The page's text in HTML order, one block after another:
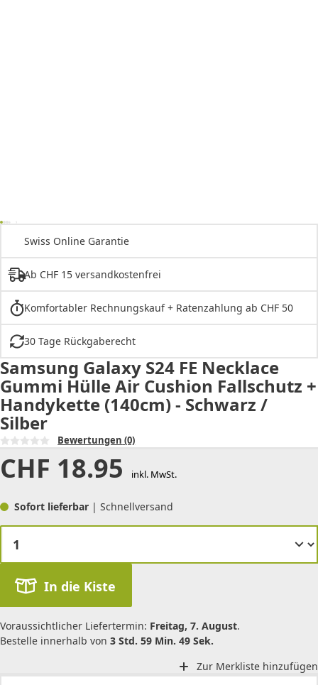
Swiss Online Garantie
Ab CHF 15 versandkostenfrei
Komfortabler Rechnungskauf + Ratenzahlung ab CHF 50
30 Tage Rückgaberecht
Samsung Galaxy S24 FE Necklace
Gummi Hülle Air Cushion Fallschutz +
Handykette (140cm) - Schwarz /
Silber
Bewertungen (0)
CHF 18.95 inkl. MwSt.
Sofort lieferbar | Schnellversand
In die Kiste
Voraussichtlicher Liefertermin: Freitag, 7. August.
Bestelle innerhalb von 3 Std. 59 Min. 49 Sek.
Zur Merkliste hinzufügen